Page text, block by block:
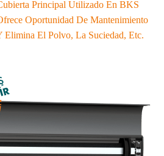
Principal Utilizado En BKS
Oportunidad De Mantenimiento
Elimina El Polvo, La Suciedad, Etc.